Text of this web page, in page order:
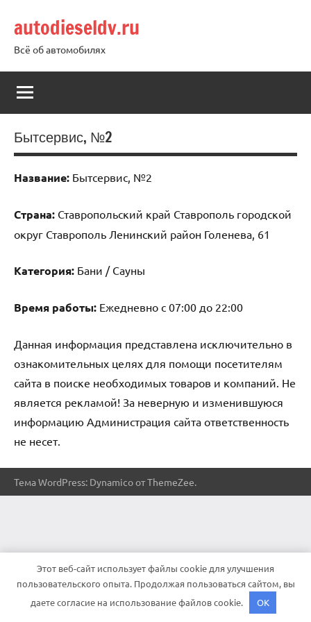
содержимому
autodieseldv.ru
Всё об автомобилях
Бытсервис, №2
Название: Бытсервис, №2
Страна: Ставропольский край Ставрополь городской
округ Ставрополь Ленинский район Голенева, 61
Категория: Бани / Сауны
Время работы: Ежедневно с 07:00 до 22:00
Данная информация представлена исключительно в
ознакомительных целях для помощи посетителям
сайта в поиске необходимых товаров и компаний. Не
является рекламой! За неверную и изменившуюся
информацию Администрация сайта ответственность
не несет.
Тема WordPress: Dynamico от ThemeZee.
Этот веб-сайт использует файлы cookie для улучшения
пользовательского опыта. Продолжая пользоваться сайтом, вы
даете согласие на использование файлов cookie.
OK